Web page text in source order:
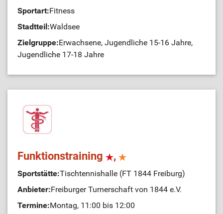
Sportart:Fitness
Stadtteil:Waldsee
Zielgruppe:Erwachsene, Jugendliche 15-16 Jahre,
Jugendliche 17-18 Jahre
Funktionstraining ,
Sportstätte:Tischtennishalle (FT 1844 Freiburg)
Anbieter:Freiburger Turnerschaft von 1844 e.V.
Termine:Montag, 11:00 bis 12:00